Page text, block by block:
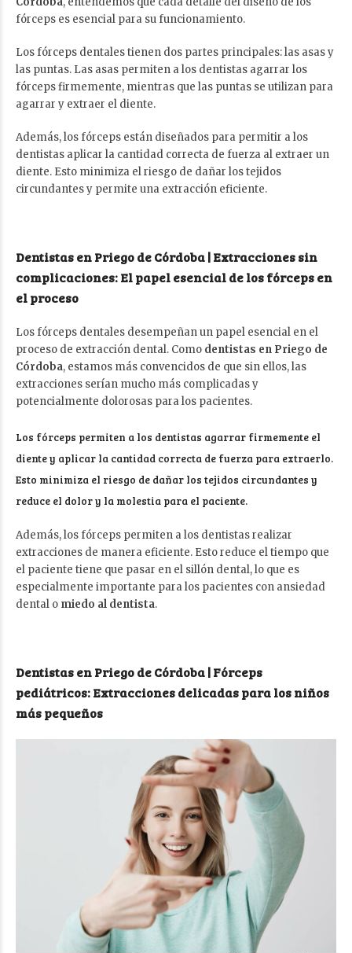
fórceps es esencial para su funcionamiento.
Los fórceps dentales tienen dos partes principales: las asas y
las puntas. Las asas permiten a los dentistas agarrar los
fórceps firmemente, mientras que las puntas se utilizan para
agarrar y extraer el diente.
Además, los fórceps están diseñados para permitir a los
dentistas aplicar la cantidad correcta de fuerza al extraer un
diente. Esto minimiza el riesgo de dañar los tejidos
circundantes y permite una extracción eficiente.
Dentistas en Priego de Córdoba | Extracciones sin
complicaciones: El papel esencial de los fórceps en
el proceso
Los fórceps dentales desempeñan un papel esencial en el
proceso de extracción dental. Como dentistas en Priego de
Córdoba, estamos más convencidos de que sin ellos, las
extracciones serían mucho más complicadas y
potencialmente dolorosas para los pacientes.
Los fórceps permiten a los dentistas agarrar firmemente el
diente y aplicar la cantidad correcta de fuerza para extraerlo.
Esto minimiza el riesgo de dañar los tejidos circundantes y
reduce el dolor y la molestia para el paciente.
Además, los fórceps permiten a los dentistas realizar
extracciones de manera eficiente. Esto reduce el tiempo que
el paciente tiene que pasar en el sillón dental, lo que es
especialmente importante para los pacientes con ansiedad
dental o miedo al dentista.
Dentistas en Priego de Córdoba | Fórceps
pediátricos: Extracciones delicadas para los niños
más pequeños